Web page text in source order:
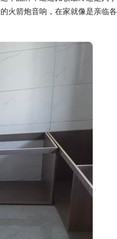
火箭炮音响，在家就像是亲临